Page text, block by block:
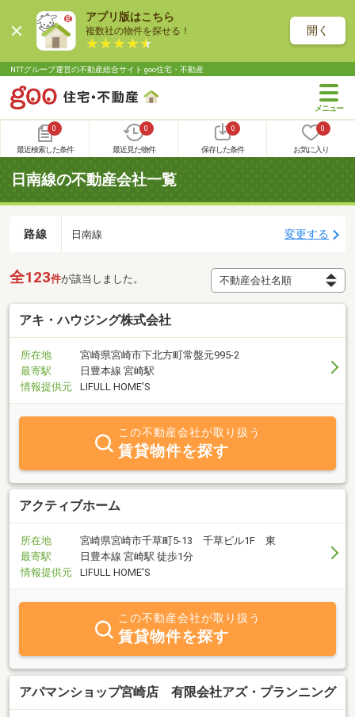
アプリ版はこちら
複数社の物件を探せる！ 開く
NTTグループ運営の不動産総合サイト goo住宅・不動産
0
最近検索した条件
0
最近見た物件
0
保存した条件
0
お気に入り
日南線の不動産会社一覧
路線 日南線 変更する
全123件が該当しました。
アキ・ハウジング株式会社
所在地
宮崎県宮崎市下北方町常盤元995-2
最寄駅
日豊本線 宮崎駅
情報提供元
LIFULL HOME'S
この不動産会社が取り扱う
賃貸物件を探す
アクティブホーム
所在地
宮崎県宮崎市千草町5-13 千草ビル1F 東
最寄駅
日豊本線 宮崎駅 徒歩1分
情報提供元
LIFULL HOME'S
この不動産会社が取り扱う
賃貸物件を探す
アパマンショップ宮崎店 有限会社アズ・プランニング